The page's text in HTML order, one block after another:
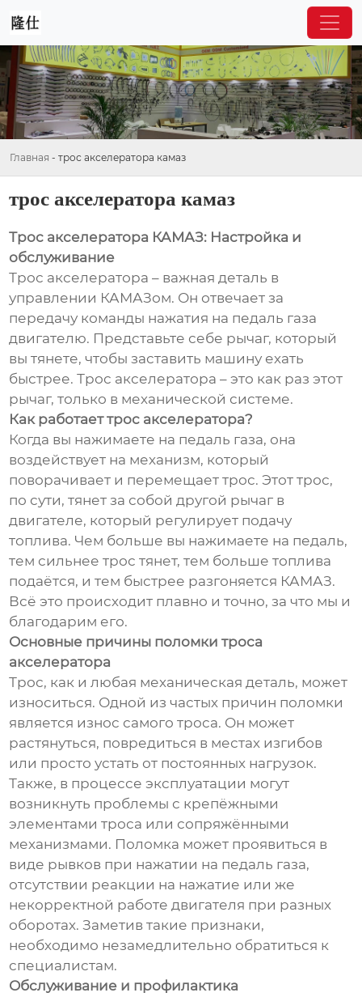
Главная - трос акселератора камаз
трос акселератора камаз
Трос акселератора КАМАЗ: Настройка и
обслуживание
Трос акселератора – важная деталь в
управлении КАМАЗом. Он отвечает за
передачу команды нажатия на педаль газа
двигателю. Представьте себе рычаг, который
вы тянете, чтобы заставить машину ехать
быстрее. Трос акселератора – это как раз этот
рычаг, только в механической системе.
Как работает трос акселератора?
Когда вы нажимаете на педаль газа, она
воздействует на механизм, который
поворачивает и перемещает трос. Этот трос,
по сути, тянет за собой другой рычаг в
двигателе, который регулирует подачу
топлива. Чем больше вы нажимаете на педаль,
тем сильнее трос тянет, тем больше топлива
подаётся, и тем быстрее разгоняется КАМАЗ.
Всё это происходит плавно и точно, за что мы и
благодарим его.
Основные причины поломки троса
акселератора
Трос, как и любая механическая деталь, может
износиться. Одной из частых причин поломки
является износ самого троса. Он может
растянуться, повредиться в местах изгибов
или просто устать от постоянных нагрузок.
Также, в процессе эксплуатации могут
возникнуть проблемы с крепёжными
элементами троса или сопряжёнными
механизмами. Поломка может проявиться в
виде рывков при нажатии на педаль газа,
отсутствии реакции на нажатие или же
некорректной работе двигателя при разных
оборотах. Заметив такие признаки,
необходимо незамедлительно обратиться к
специалистам.
Обслуживание и профилактика